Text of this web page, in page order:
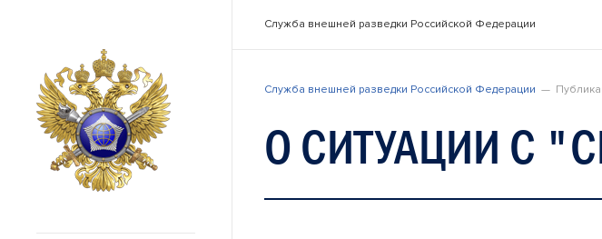
Служба внешней разведки Российской Федерации
Служба внешней разведки Российской Федерации
О СИТУАЦИИ С